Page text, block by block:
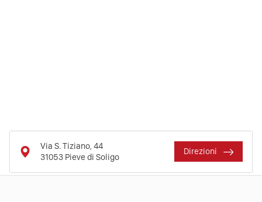
Via S. Tiziano, 44
31053 Pieve di Soligo
Direzioni